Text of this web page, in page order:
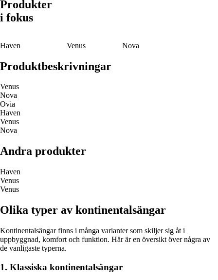
Produkter
i fokus
Haven Venus Nova
Produktbeskrivningar
Venus
Nova
Ovia
Haven
Venus
Nova
Andra produkter
Haven
Venus
Venus
Olika typer av kontinentalsängar
Kontinentalsängar finns i många varianter som skiljer sig åt i
uppbyggnad, komfort och funktion. Här är en översikt över några av
de vanligaste typerna.
1. Klassiska kontinentalsängar